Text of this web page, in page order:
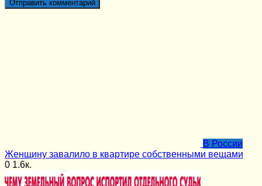
В России
Женщину завалило в квартире собственными вещами
0 1.6к.